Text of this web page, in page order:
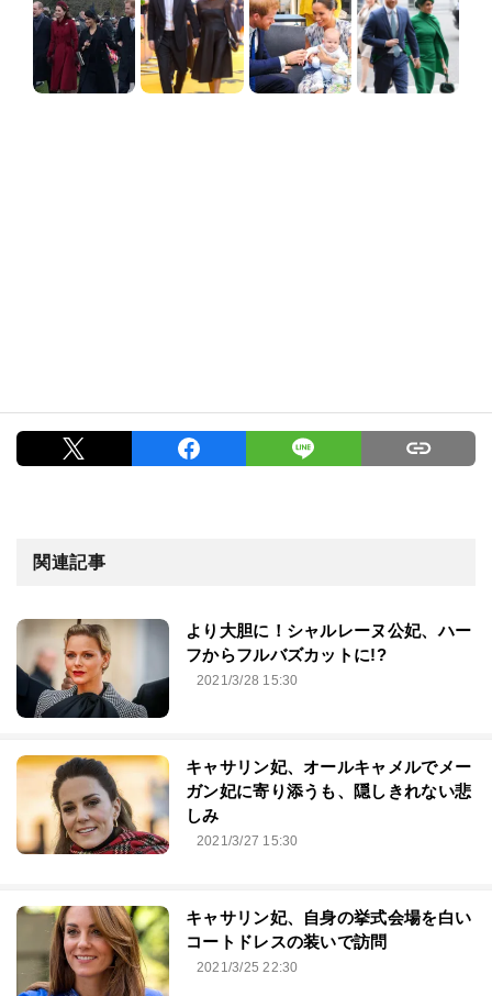
関連記事
より大胆に！シャルレーヌ公妃、ハー
フからフルバズカットに!?
2021/3/28 15:30
キャサリン妃、オールキャメルでメー
ガン妃に寄り添うも、隠しきれない悲
しみ
2021/3/27 15:30
キャサリン妃、自身の挙式会場を白い
コートドレスの装いで訪問
2021/3/25 22:30